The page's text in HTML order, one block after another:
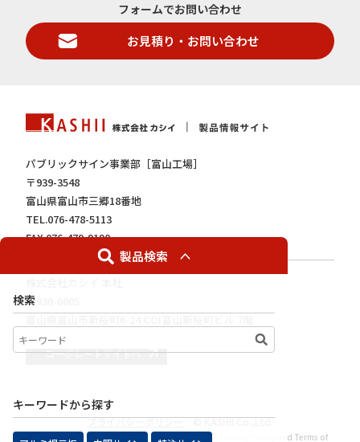
フォームでお問い合わせ
お見積り・お問い合わせ
パブリックサイン事業部［富山工場］
〒939-3548
富山県富山市三郷18番地
TEL.076-478-5113
FAX.076-479-9190
〒930-0005
コーポレートサイトへ
プライバシーポリシー © KASHII Co.,Ltd.
This site is protected by reCAPTCHA and the Google and Terms of
製品検索
検索
キーワードから探す